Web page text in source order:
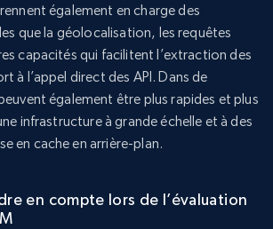
également en charge des
que la géolocalisation, les requêtes
capacités qui facilitent l’extraction des
à l’appel direct des API. Dans de
également être plus rapides et plus
infrastructure à grande échelle et à des
en cache en arrière-plan.
en compte lors de l’évaluation